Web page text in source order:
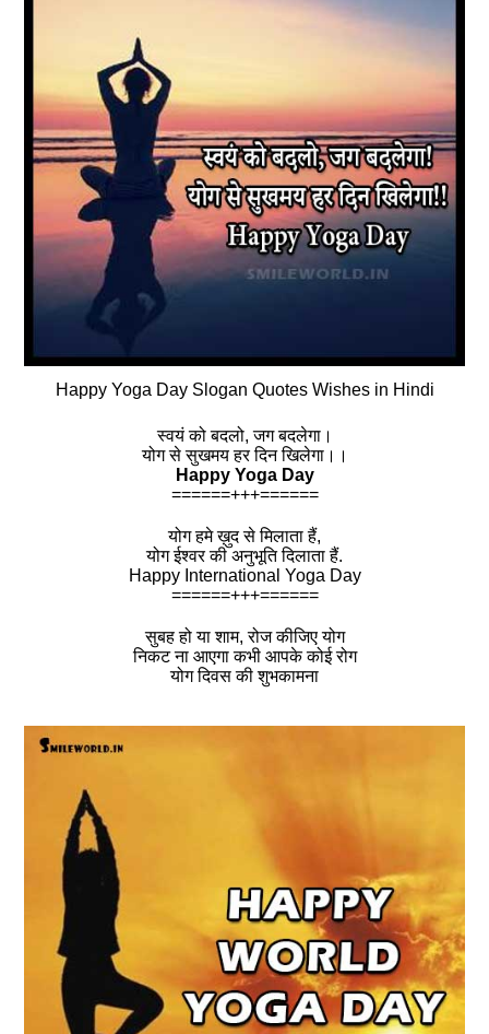
Happy Yoga Day Slogan Quotes Wishes in Hindi
स्वयं को बदलो, जग बदलेगा।
योग से सुखमय हर दिन खिलेगा।।
Happy Yoga Day
======+++======
योग हमे ख़ुद से मिलाता हैं,
योग ईश्वर की अनुभूति दिलाता हैं.
Happy International Yoga Day
======+++======
सुबह हो या शाम, रोज कीजिए योग
निकट ना आएगा कभी आपके कोई रोग
योग दिवस की शुभकामना